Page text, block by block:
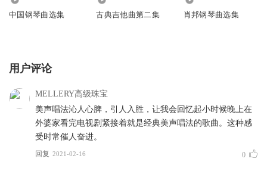
中国钢琴曲选集 古典吉他曲第二集 肖邦钢琴曲选集
用户评论
MELLERY高级珠宝
美声唱法沁人心脾，引人入胜，让我会回忆起小时候晚上在
外婆家看完电视剧紧接着就是经典美声唱法的歌曲。这种感
受时常催人奋进。
回复 2021-02-16 0